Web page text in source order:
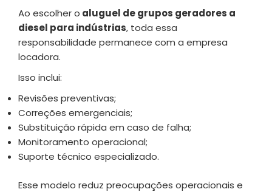
Ao escolher o aluguel de grupos geradores a
diesel para indústrias, toda essa
responsabilidade permanece com a empresa
locadora.
Isso inclui:
Revisões preventivas;
Correções emergenciais;
Substituição rápida em caso de falha;
Monitoramento operacional;
Suporte técnico especializado.
Esse modelo reduz preocupações operacionais e